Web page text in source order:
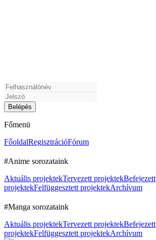
Főmenü
FőoldalRegisztrációFórum
#Anime sorozataink
Aktuális projektekTervezett projektekBefejezett
projektekFelfüggesztett projektekArchívum
#Manga sorozataink
Aktuális projektekTervezett projektekBefejezett
projektekFelfüggesztett projektekArchívum